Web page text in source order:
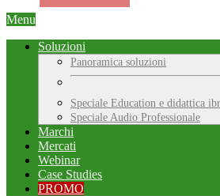
Menu
Soluzioni
Panoramica soluzioni
Speciale Education e didattica
Speciale Audio Professionale
Marchi
Mercati
Webinar
Case Studies
PROMO